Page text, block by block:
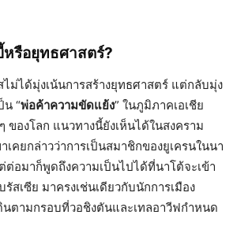
รือยุทธศาสตร์?
ไม่ได้มุ่งเน้นการสร้างยุทธศาสตร์ แต่กลับมุ่ง
น “พ่อค้าความขัดแย้ง” ในภูมิภาคเอเชีย
ของโลก แนวทางนี้ยังเห็นได้ในสงคราม
เคยกล่าวว่าการเป็นสมาชิกของยูเครนในนา
อมาก็พูดถึงความเป็นไปได้ที่นาโต้จะเข้า
สเซีย มาครงเช่นเดียวกับนักการเมือง
นตามกรอบที่วอชิงตันและเทลอาวีฟกำหนด